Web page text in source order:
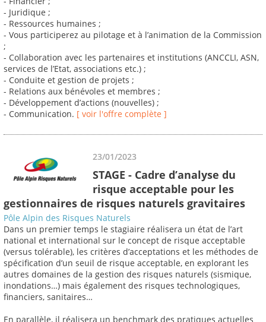
- Juridique ;
- Ressources humaines ;
- Vous participerez au pilotage et à l’animation de la Commission
;
- Collaboration avec les partenaires et institutions (ANCCLI, ASN,
services de l’Etat, associations etc.) ;
- Conduite et gestion de projets ;
- Relations aux bénévoles et membres ;
- Développement d’actions (nouvelles) ;
- Communication. [ voir l'offre complète ]
23/01/2023
STAGE - Cadre d’analyse du
risque acceptable pour les
gestionnaires de risques naturels gravitaires
Pôle Alpin des Risques Naturels
Dans un premier temps le stagiaire réalisera un état de l’art
national et international sur le concept de risque acceptable
(versus tolérable), les critères d’acceptations et les méthodes de
spécification d’un seuil de risque acceptable, en explorant les
autres domaines de la gestion des risques naturels (sismique,
inondations…) mais également des risques technologiques,
financiers, sanitaires…
En parallèle, il réalisera un benchmark des pratiques actuelles